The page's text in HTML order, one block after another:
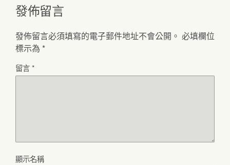
發佈留言
發佈留言必須填寫的電子郵件地址不會公開。 必填欄位
標示為 *
留言*
顯示名稱